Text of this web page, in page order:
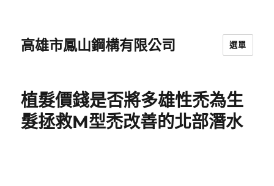
高雄市鳳山鋼構有限公司 選單
植髮價錢是否將多雄性禿為生
髮拯救M型禿改善的北部潛水